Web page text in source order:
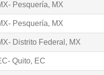
Pesquería, MX
Pesquería, MX
Distrito Federal, MX
Quito, EC